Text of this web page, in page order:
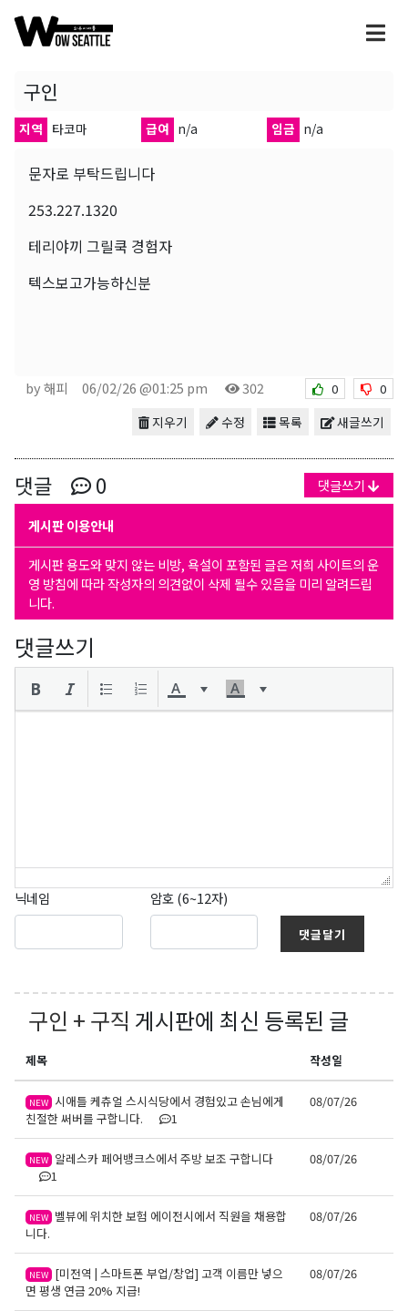
구인
지역 타코마 급여 n/a 임금 n/a
문자로 부탁드립니다
253.227.1320
테리야끼 그릴쿡 경험자
텍스보고가능하신분
by 해피 06/02/26 @01:25 pm 302 0 0
새글쓰기
목록
수정
지우기
댓글 0 댓글쓰기
게시판 이용안내
게시판 용도와 맞지 않는 비방, 욕설이 포함된 글은 저희 사이트의 운
영 방침에 따라 작성자의 의견없이 삭제 될수 있음을 미리 알려드립
니다.
댓글쓰기
닉네임 암호 (6~12자)
댓글달기
구인 + 구직 게시판에 최신 등록된 글
제목 작성일
NEW 시애틀 케츄얼 스시식당에서 경험있고 손님에게
친절한 써버를 구합니다.
1
08/07/26
NEW 알레스카 페어뱅크스에서 주방 보조 구합니다
1
08/07/26
NEW 벨뷰에 위치한 보험 에이전시에서 직원을 채용합
니다.
08/07/26
NEW [미전역 | 스마트폰 부업/창업] 고객 이름만 넣으
면 평생 연금 20% 지급!
08/07/26